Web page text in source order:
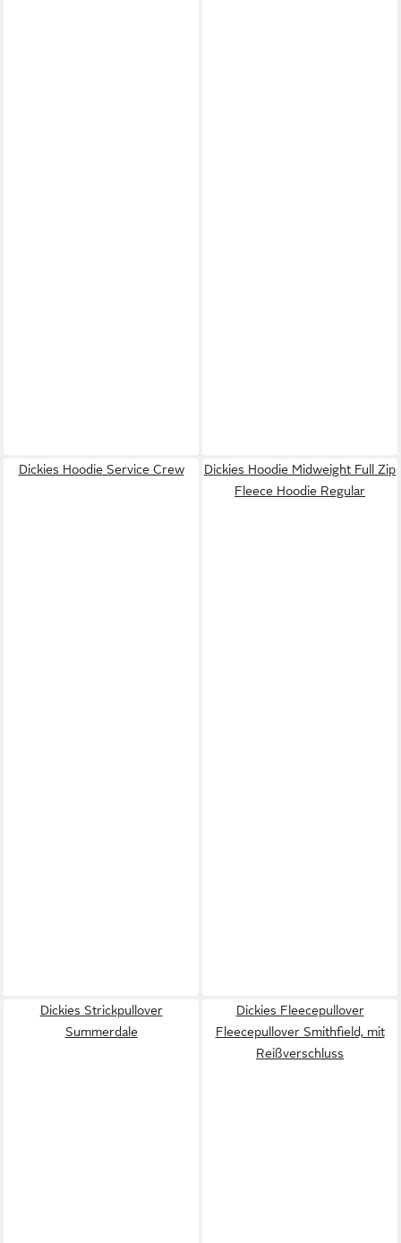
Dickies Hoodie Service Crew
Dickies Hoodie Midweight Full Zip
Fleece Hoodie Regular
Dickies Strickpullover
Summerdale
Dickies Fleecepullover
Fleecepullover Smithfield, mit
Reißverschluss